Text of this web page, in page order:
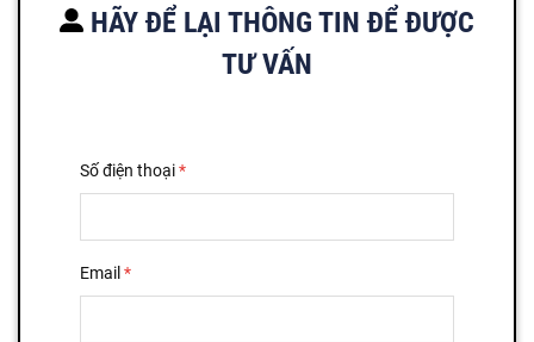
HÃY ĐỂ LẠI THÔNG TIN ĐỂ ĐƯỢC
TƯ VẤN